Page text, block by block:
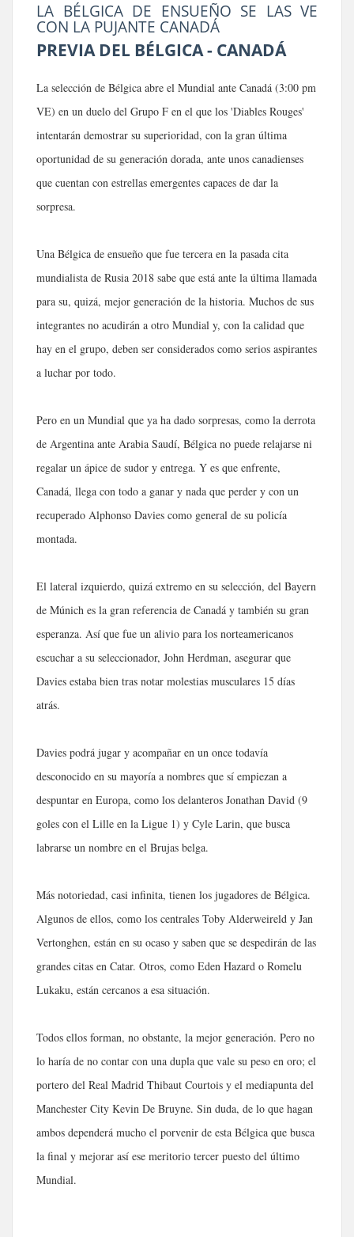
LA BÉLGICA DE ENSUEÑO SE LAS VE
CON LA PUJANTE CANADÁ
PREVIA DEL BÉLGICA - CANADÁ
La selección de Bélgica abre el Mundial ante Canadá (3:00 pm
VE) en un duelo del Grupo F en el que los 'Diables Rouges'
intentarán demostrar su superioridad, con la gran última
oportunidad de su generación dorada, ante unos canadienses
que cuentan con estrellas emergentes capaces de dar la
sorpresa.
Una Bélgica de ensueño que fue tercera en la pasada cita
mundialista de Rusia 2018 sabe que está ante la última llamada
para su, quizá, mejor generación de la historia. Muchos de sus
integrantes no acudirán a otro Mundial y, con la calidad que
hay en el grupo, deben ser considerados como serios aspirantes
a luchar por todo.
Pero en un Mundial que ya ha dado sorpresas, como la derrota
de Argentina ante Arabia Saudí, Bélgica no puede relajarse ni
regalar un ápice de sudor y entrega. Y es que enfrente,
Canadá, llega con todo a ganar y nada que perder y con un
recuperado Alphonso Davies como general de su policía
montada.
El lateral izquierdo, quizá extremo en su selección, del Bayern
de Múnich es la gran referencia de Canadá y también su gran
esperanza. Así que fue un alivio para los norteamericanos
escuchar a su seleccionador, John Herdman, asegurar que
Davies estaba bien tras notar molestias musculares 15 días
atrás.
Davies podrá jugar y acompañar en un once todavía
desconocido en su mayoría a nombres que sí empiezan a
despuntar en Europa, como los delanteros Jonathan David (9
goles con el Lille en la Ligue 1) y Cyle Larin, que busca
labrarse un nombre en el Brujas belga.
Más notoriedad, casi infinita, tienen los jugadores de Bélgica.
Algunos de ellos, como los centrales Toby Alderweireld y Jan
Vertonghen, están en su ocaso y saben que se despedirán de las
grandes citas en Catar. Otros, como Eden Hazard o Romelu
Lukaku, están cercanos a esa situación.
Todos ellos forman, no obstante, la mejor generación. Pero no
lo haría de no contar con una dupla que vale su peso en oro; el
portero del Real Madrid Thibaut Courtois y el mediapunta del
Manchester City Kevin De Bruyne. Sin duda, de lo que hagan
ambos dependerá mucho el porvenir de esta Bélgica que busca
la final y mejorar así ese meritorio tercer puesto del último
Mundial.